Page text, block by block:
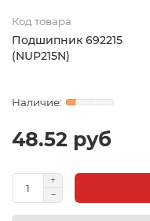
Код товара
Подшипник 692215
(NUP215N)
48.52 руб